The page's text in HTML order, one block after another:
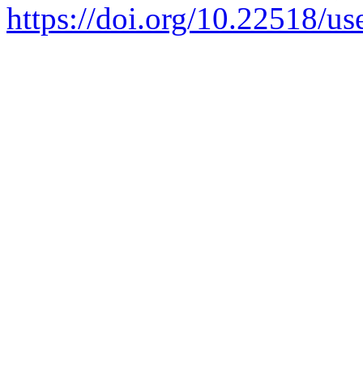
https://doi.org/10.22518/